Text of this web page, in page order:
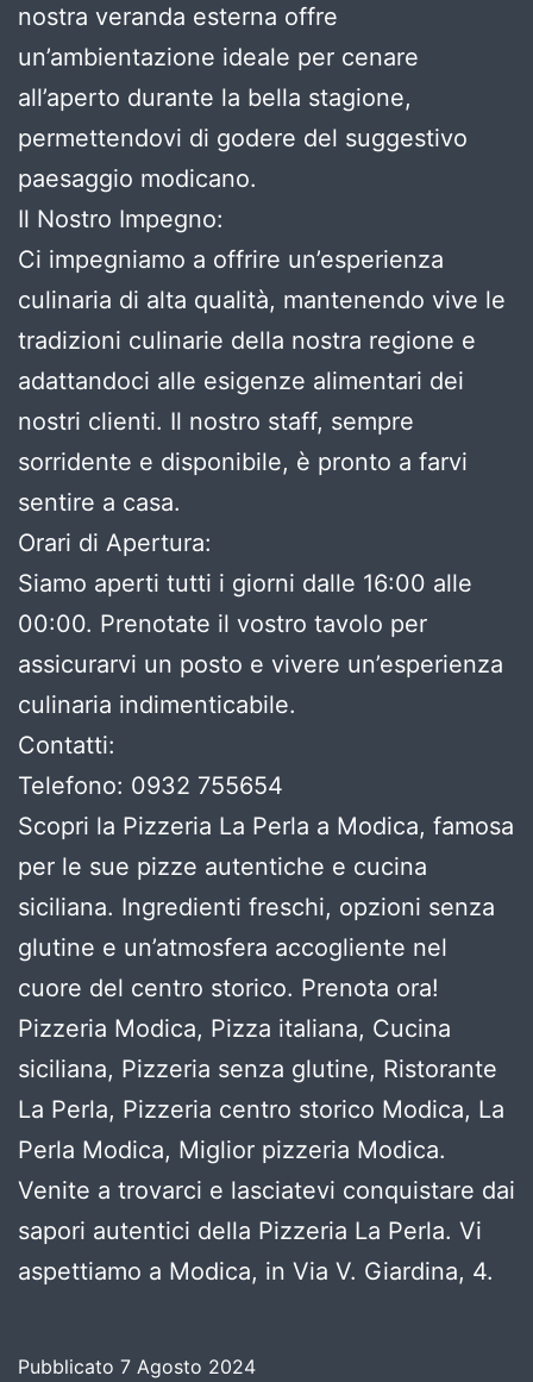
nostra veranda esterna offre
un’ambientazione ideale per cenare
all’aperto durante la bella stagione,
permettendovi di godere del suggestivo
paesaggio modicano.
Il Nostro Impegno:
Ci impegniamo a offrire un’esperienza
culinaria di alta qualità, mantenendo vive le
tradizioni culinarie della nostra regione e
adattandoci alle esigenze alimentari dei
nostri clienti. Il nostro staff, sempre
sorridente e disponibile, è pronto a farvi
sentire a casa.
Orari di Apertura:
Siamo aperti tutti i giorni dalle 16:00 alle
00:00. Prenotate il vostro tavolo per
assicurarvi un posto e vivere un’esperienza
culinaria indimenticabile.
Contatti:
Telefono: 0932 755654
Scopri la Pizzeria La Perla a Modica, famosa
per le sue pizze autentiche e cucina
siciliana. Ingredienti freschi, opzioni senza
glutine e un’atmosfera accogliente nel
cuore del centro storico. Prenota ora!
Pizzeria Modica, Pizza italiana, Cucina
siciliana, Pizzeria senza glutine, Ristorante
La Perla, Pizzeria centro storico Modica, La
Perla Modica, Miglior pizzeria Modica.
Venite a trovarci e lasciatevi conquistare dai
sapori autentici della Pizzeria La Perla. Vi
aspettiamo a Modica, in Via V. Giardina, 4.
Pubblicato 7 Agosto 2024